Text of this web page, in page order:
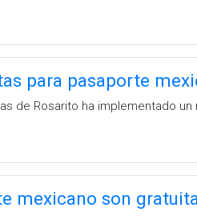
para pasaporte
de Rosarito ha implementado
mexicano son